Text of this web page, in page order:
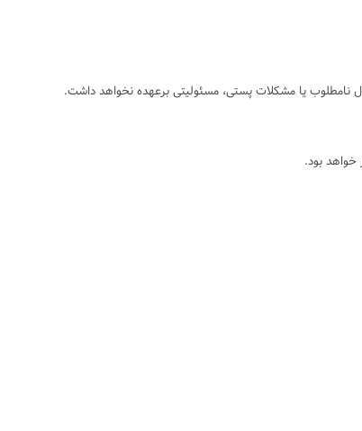
نامطلوب یا مشکلات پستی، مسئولیتی برعهده نخواهد داشت.
خواهد بود.